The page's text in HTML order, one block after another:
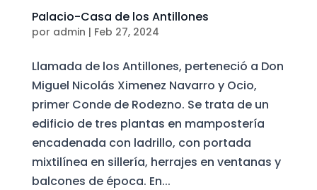
Palacio-Casa de los Antillones
por admin | Feb 27, 2024
Llamada de los Antillones, perteneció a Don
Miguel Nicolás Ximenez Navarro y Ocio,
primer Conde de Rodezno. Se trata de un
edificio de tres plantas en mampostería
encadenada con ladrillo, con portada
mixtilínea en sillería, herrajes en ventanas y
balcones de época. En...